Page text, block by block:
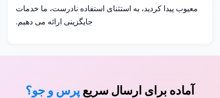
معیوب پیدا کردید، به استثنای استفاده نادرست، ما خدمات
جایگزینی ارائه می دهیم.
آماده برای ارسال سریع پرس و جو؟